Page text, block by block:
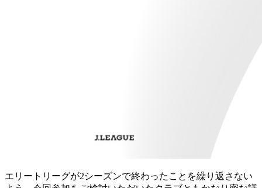
エリートリーグが2シーズンで終わったことを繰り返さない